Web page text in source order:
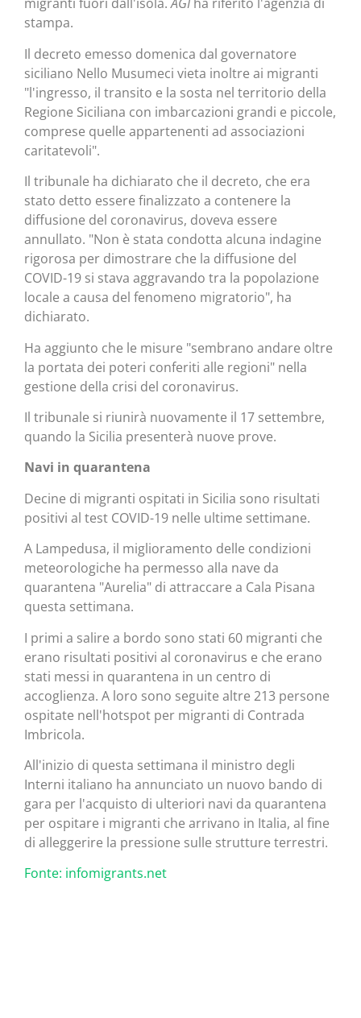
stampa.
Il decreto emesso domenica dal governatore
siciliano Nello Musumeci vieta inoltre ai migranti
"l'ingresso, il transito e la sosta nel territorio della
Regione Siciliana con imbarcazioni grandi e piccole,
comprese quelle appartenenti ad associazioni
caritatevoli".
Il tribunale ha dichiarato che il decreto, che era
stato detto essere finalizzato a contenere la
diffusione del coronavirus, doveva essere
annullato. "Non è stata condotta alcuna indagine
rigorosa per dimostrare che la diffusione del
COVID-19 si stava aggravando tra la popolazione
locale a causa del fenomeno migratorio", ha
dichiarato.
Ha aggiunto che le misure "sembrano andare oltre
la portata dei poteri conferiti alle regioni" nella
gestione della crisi del coronavirus.
Il tribunale si riunirà nuovamente il 17 settembre,
quando la Sicilia presenterà nuove prove.
Navi in quarantena
Decine di migranti ospitati in Sicilia sono risultati
positivi al test COVID-19 nelle ultime settimane.
A Lampedusa, il miglioramento delle condizioni
meteorologiche ha permesso alla nave da
quarantena "Aurelia" di attraccare a Cala Pisana
questa settimana.
I primi a salire a bordo sono stati 60 migranti che
erano risultati positivi al coronavirus e che erano
stati messi in quarantena in un centro di
accoglienza. A loro sono seguite altre 213 persone
ospitate nell'hotspot per migranti di Contrada
Imbricola.
All'inizio di questa settimana il ministro degli
Interni italiano ha annunciato un nuovo bando di
gara per l'acquisto di ulteriori navi da quarantena
per ospitare i migranti che arrivano in Italia, al fine
di alleggerire la pressione sulle strutture terrestri.
Fonte: infomigrants.net